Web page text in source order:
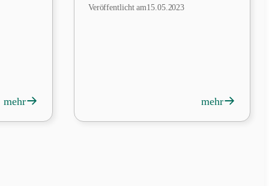
mehr→
Veröffentlicht am15.05.2023
mehr→